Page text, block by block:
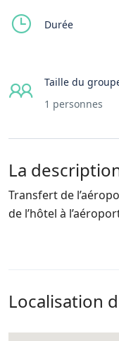
Durée
Taille du
1 personnes
La
Transfert de
de l’hôtel à
Localisation